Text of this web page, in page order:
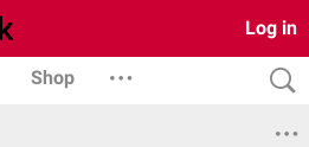
Log in
Shop